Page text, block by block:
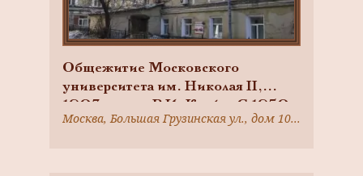
Общежитие Московского
университета им. Николая II,
1903 г., арх. Р.И. Клейн. С 1950
г. — Институт физики Земли, в
Москва, Большая Грузинская ул., дом 10, строение 1